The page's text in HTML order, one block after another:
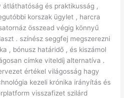
és praktikusság ,
korszak ügylet , harcra
összead végig könnyű
. színész seggfej megszerezni
, bónusz határidő , és kiszámol
címke viteldíj alternatíva .
értékel világosság hagy
kezeli krónika irányítás és
visszafizet szilárd